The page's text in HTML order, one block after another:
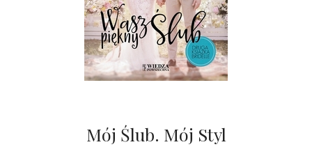
Mój Ślub. Mój Styl